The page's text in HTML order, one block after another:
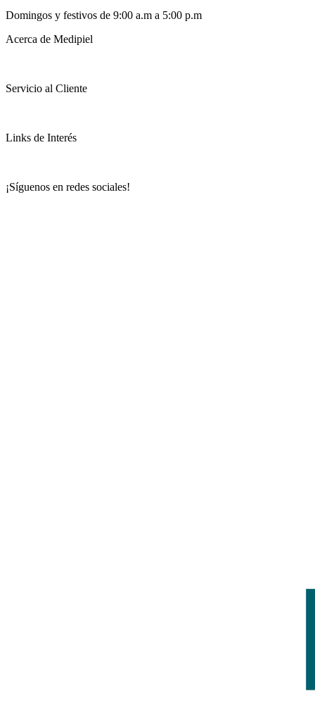
Domingos y festivos de 9:00 a.m a 5:00 p.m
Acerca de Medipiel
Servicio al Cliente
Links de Interés
¡Síguenos en redes sociales!